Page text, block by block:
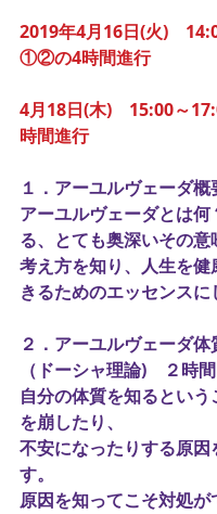
2019年4月16日(火)　
①②の4時間進行
4月18日(木)　15:00～
時間進行
１．アーユルヴェーダ
アーユルヴェーダとは何
る、とても奥深いその
考え方を知り、人生を健
きるためのエッセンスに
２．アーユルヴェーダ体
（ドーシャ理論)　２時間
自分の体質を知るとい
を崩したり、
不安になったりする原因
す。
原因を知ってこそ対処が